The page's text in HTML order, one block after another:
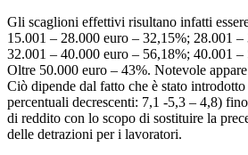
Gli scaglioni effettivi risultano infatti
15.001 – 28.000 euro – 32,15%; 28.001
32.001 – 40.000 euro – 56,18%; 40.001
Oltre 50.000 euro – 43%. Notevole
Ciò dipende dal fatto che è stato
percentuali decrescenti: 7,1 -5,3 – 4,8)
di reddito con lo scopo di sostituire la
delle detrazioni per i lavoratori.